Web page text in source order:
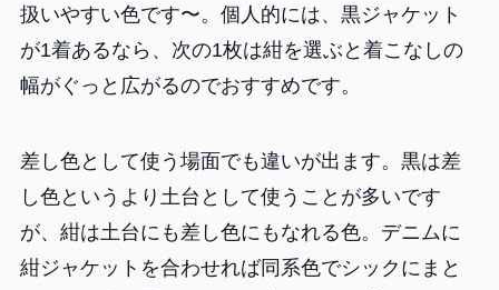
扱いやすい色です〜。個人的には、黒ジャケット
が1着あるなら、次の1枚は紺を選ぶと着こなしの
幅がぐっと広がるのでおすすめです。
差し色として使う場面でも違いが出ます。黒は差
し色というより土台として使うことが多いです
が、紺は土台にも差し色にもなれる色。デニムに
紺ジャケットを合わせれば同系色でシックにまと